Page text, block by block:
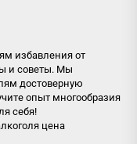
избавления от
и советы. Мы
достоверную
опыт многообразия
себя!
цена